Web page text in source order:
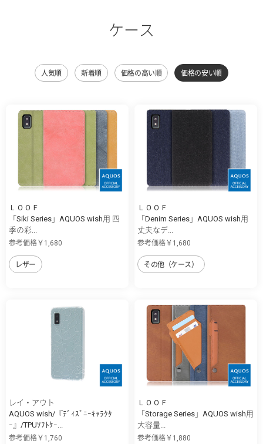
ケース
人気順 新着順 価格の高い順 価格の安い順
ＬＯＯＦ
「Siki Series」AQUOS wish用 四
季の彩...
参考価格￥1,680
レザー
ＬＯＯＦ
「Denim Series」AQUOS wish用
丈夫なデ...
参考価格￥1,680
その他（ケース）
レイ・アウト
AQUOS wish/『ﾃﾞｨｽﾞﾆｰｷｬﾗｸﾀ
ｰ』/TPUｿﾌﾄｹｰ...
参考価格￥1,760
ＬＯＯＦ
「Storage Series」AQUOS wish用
大容量...
参考価格￥1,880